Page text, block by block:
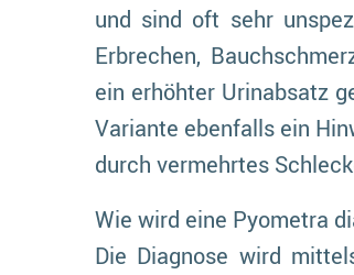
und sind oft sehr
Erbrechen,
ein erhöhter Urinabsatz
Variante ebenfalls ein
durch vermehrtes
Wie wird eine Pyometra
Die Diagnose wird